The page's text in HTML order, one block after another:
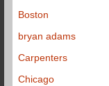
Boston
bryan adams
Carpenters
Chicago